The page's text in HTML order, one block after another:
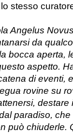
stesso
Angelus
da
bocca aperta,
aspetto.
di eventi,
rovine su
destare
paradiso,
può chiuderle.